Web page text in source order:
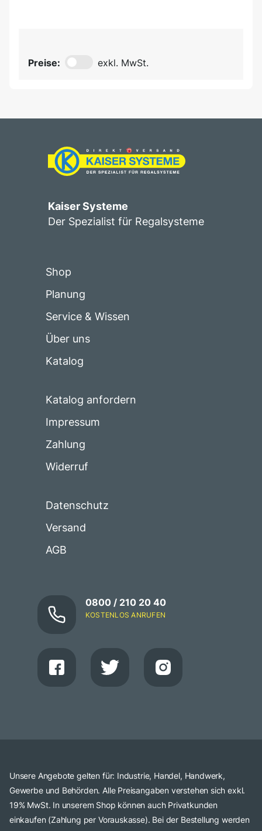
Preise: exkl. MwSt.
Kaiser Systeme
Der Spezialist für Regalsysteme
Shop
Planung
Service & Wissen
Über uns
Katalog
Katalog anfordern
Impressum
Zahlung
Widerruf
Datenschutz
Versand
AGB
0800 / 210 20 40
KOSTENLOS ANRUFEN
Unsere Angebote gelten für: Industrie, Handel, Handwerk,
Gewerbe und Behörden. Alle Preisangaben verstehen sich exkl.
19% MwSt. In unserem Shop können auch Privatkunden
einkaufen (Zahlung per Vorauskasse). Bei der Bestellung werden